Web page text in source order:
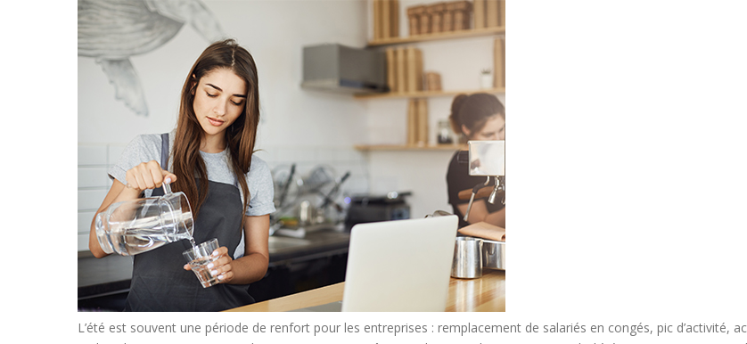
L’été est souvent une période de renfort pour les entreprises : remplacement de salariés en congés, pic d’activité,